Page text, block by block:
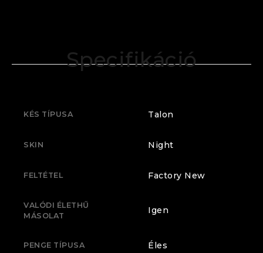
Specifikáció
KÉS TÍPUSA Talon
SKIN Night
FELTÉTEL Factory New
VALÓDI ÉLETHŰ
MÁSOLAT
Igen
PENGE TÍPUSA Éles